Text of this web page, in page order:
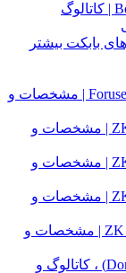
مینی لودر بابکت Bobcat S300 | کاتالوگ
بابکت بیشتر
مینی لودر فوریوز Foruse UZ 1020 | مشخصات و
مینی لودر زرین کوپال ZK 950 | مشخصات و
مینی لودر زرین کوپال ZK 700 | مشخصات و
مینی لودر زرین کوپال ZK 650 | مشخصات و
مینی لودر زرین کوپال ZK 1050 | مشخصات و
مینی لودر دراج ۷۶۱ (Doraj 761) ، کاتالوگ و